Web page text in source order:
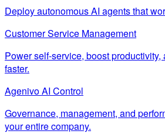
Deploy autonomous AI agents that
Customer Service Management
Power self-service, boost
faster.
Agenivo AI Control
Governance, management, and
your entire company.